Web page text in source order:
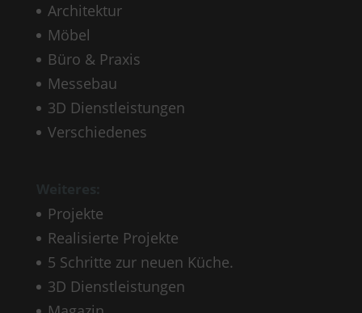
Architektur
Möbel
Büro & Praxis
Messebau
3D Dienstleistungen
Verschiedenes
Projekte
Realisierte Projekte
5 Schritte zur neuen Küche.
3D Dienstleistungen